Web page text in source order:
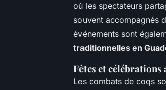
où les spectateurs
souvent accompagnés
événements sont
traditionnelles en
Fêtes et célébrations
Les combats de coqs